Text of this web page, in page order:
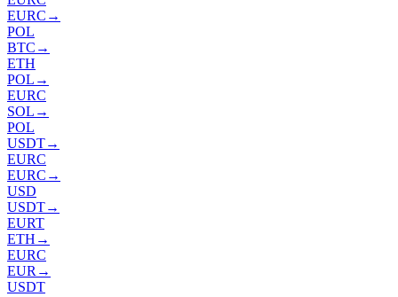
EURC →
POL
BTC →
ETH
POL →
EURC
SOL →
POL
USDT→
EURC
EURC →
USD
USDT→
EURT
ETH →
EURC
EUR →
USDT